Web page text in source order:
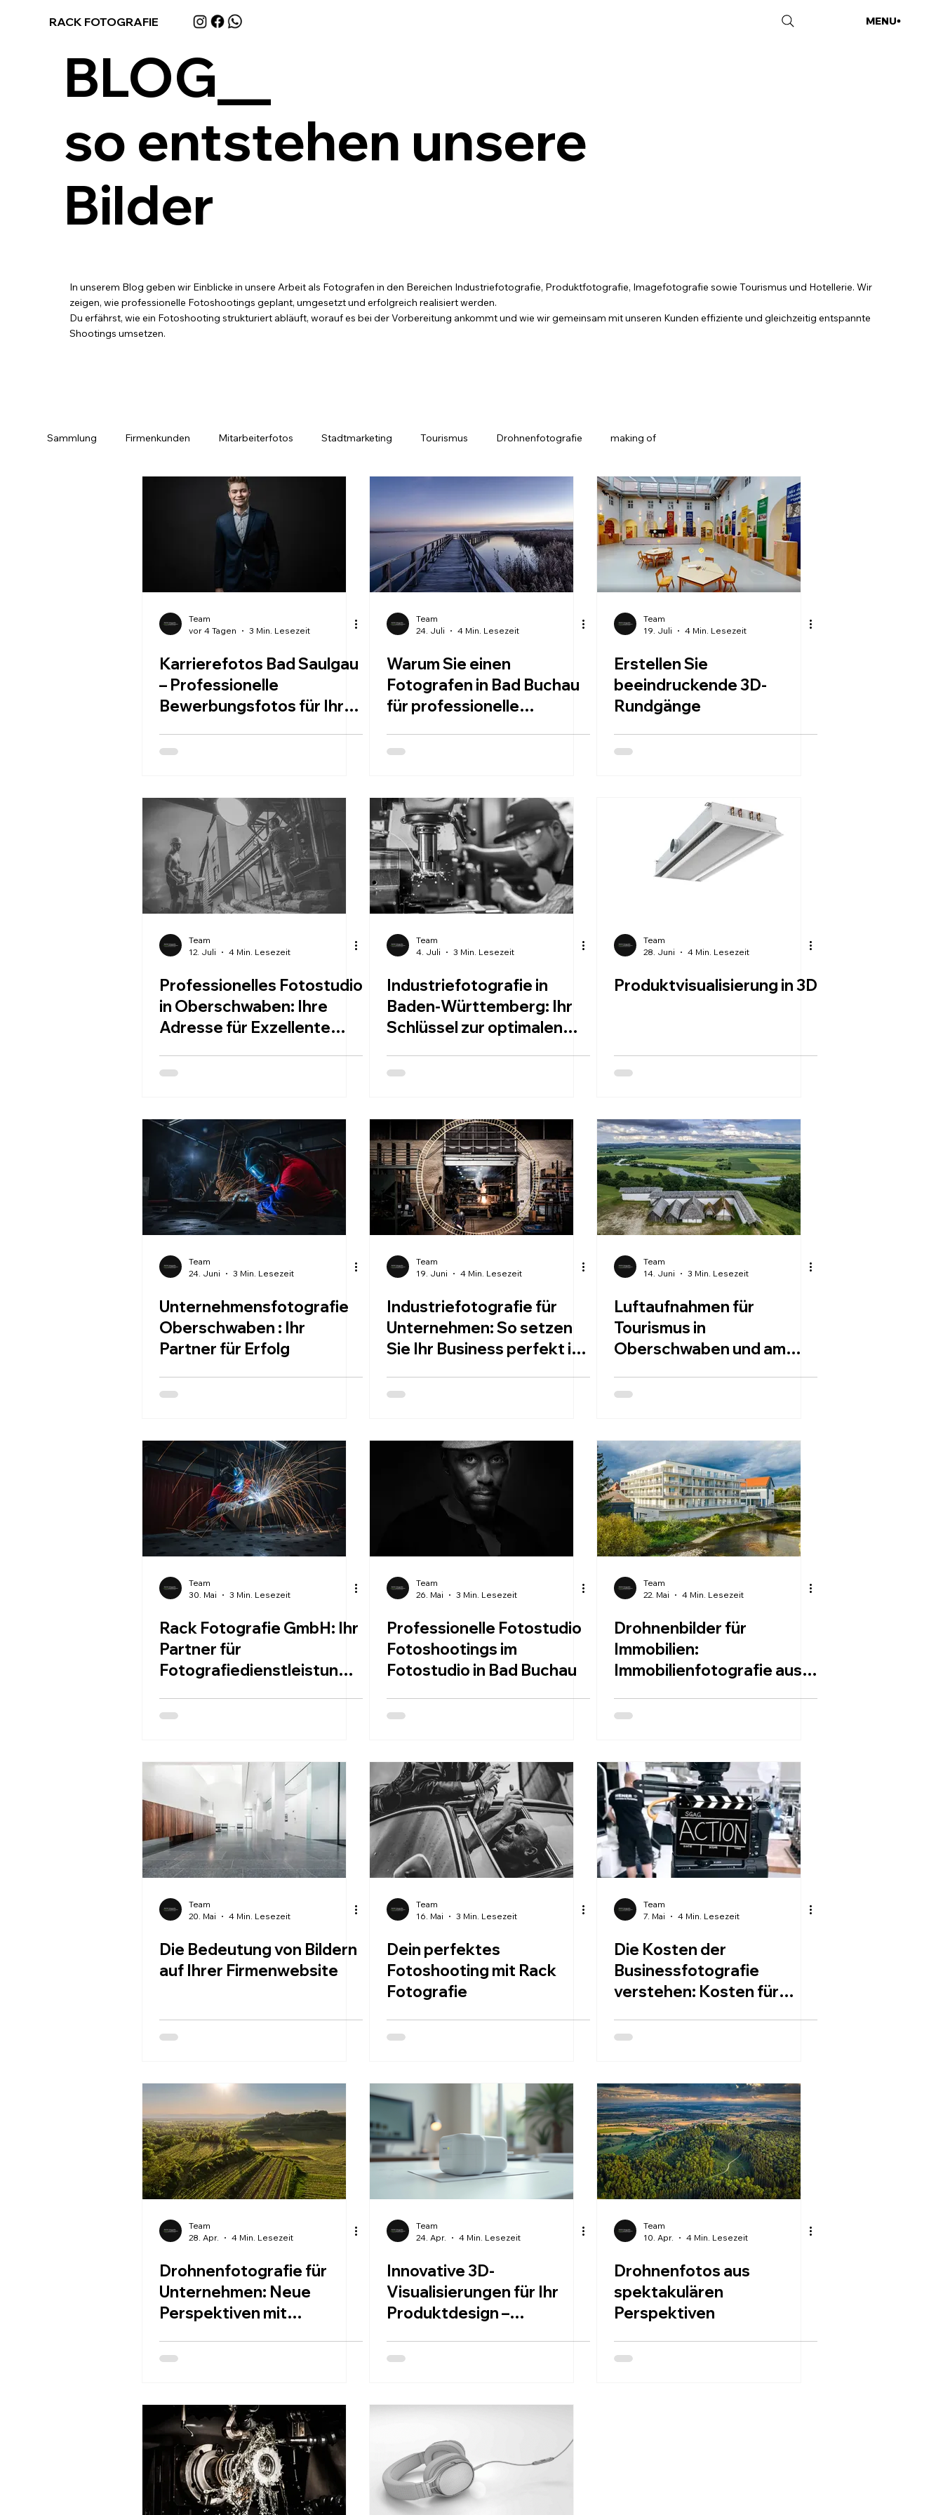
HOME SERVICES WORK ABOUT CONTACT
RACK FOTOGRAFIE MENU
BLOG__
so entstehen unsere
Bilder
In unserem Blog geben wir Einblicke in unsere Arbeit als Fotografen in den Bereichen Industriefotografie, Produktfotografie, Imagefotografie sowie Tourismus und Hotellerie. Wir
zeigen, wie professionelle Fotoshootings geplant, umgesetzt und erfolgreich realisiert werden.
Du erfährst, wie ein Fotoshooting strukturiert abläuft, worauf es bei der Vorbereitung ankommt und wie wir gemeinsam mit unseren Kunden effiziente und gleichzeitig entspannte
Shootings umsetzen.
Sammlung Firmenkunden Mitarbeiterfotos Stadtmarketing Tourismus Drohnenfotografie making of
3D Rundgang
Team
vor 4 Tagen
3 Min. Lesezeit
Karrierefotos Bad Saulgau
– Professionelle
Bewerbungsfotos für Ihren
Team
24. Juli
4 Min. Lesezeit
Warum Sie einen
Fotografen in Bad Buchau
für professionelle
Team
19. Juli
4 Min. Lesezeit
Erstellen Sie
beeindruckende 3D-
Rundgänge
Team
12. Juli
4 Min. Lesezeit
Professionelles Fotostudio
in Oberschwaben: Ihre
Adresse für Exzellente
Team
4. Juli
3 Min. Lesezeit
Industriefotografie in
Baden-Württemberg: Ihr
Schlüssel zur optimalen
Team
28. Juni
4 Min. Lesezeit
Produktvisualisierung in 3D
Team
24. Juni
3 Min. Lesezeit
Unternehmensfotografie
Oberschwaben : Ihr
Partner für Erfolg
Team
19. Juni
4 Min. Lesezeit
Industriefotografie für
Unternehmen: So setzen
Sie Ihr Business perfekt in
Team
14. Juni
3 Min. Lesezeit
Luftaufnahmen für
Tourismus in
Oberschwaben und am
Team
30. Mai
3 Min. Lesezeit
Rack Fotografie GmbH: Ihr
Partner für
Fotografiedienstleistunge
Team
26. Mai
3 Min. Lesezeit
Professionelle Fotostudio
Fotoshootings im
Fotostudio in Bad Buchau
Team
22. Mai
4 Min. Lesezeit
Drohnenbilder für
Immobilien:
Immobilienfotografie aus
Team
20. Mai
4 Min. Lesezeit
Die Bedeutung von Bildern
auf Ihrer Firmenwebsite
Team
16. Mai
3 Min. Lesezeit
Dein perfektes
Fotoshooting mit Rack
Fotografie
Team
7. Mai
4 Min. Lesezeit
Die Kosten der
Businessfotografie
verstehen: Kosten für
analysieren
Team
28. Apr.
4 Min. Lesezeit
Drohnenfotografie für
Unternehmen: Neue
Perspektiven mit
Unternehmen
Team
24. Apr.
4 Min. Lesezeit
Innovative 3D-
Visualisierungen für Ihr
Produktdesign –
Deutschland
Team
10. Apr.
4 Min. Lesezeit
Drohnenfotos aus
spektakulären
Perspektiven